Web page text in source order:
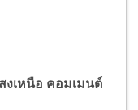
งเหนือ คอมเมนต์